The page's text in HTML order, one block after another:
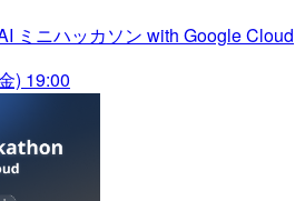
ミニハッカソン with Google Cloud
) 19:00